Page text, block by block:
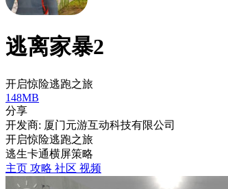
逃离家暴2
开启惊险逃跑之旅
148MB
分享
开发商: 厦门元游互动科技有限公司
开启惊险逃跑之旅
逃生卡通横屏策略
主页 攻略 社区 视频